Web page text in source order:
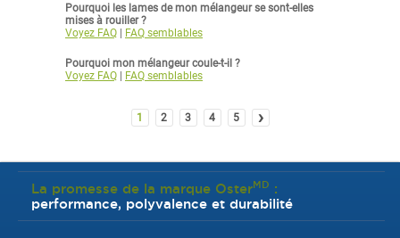
Pourquoi les lames de mon mélangeur se sont-elles
mises à rouiller ?
Voyez FAQ
FAQ semblables
Pourquoi mon mélangeur coule-t-il ?
Voyez FAQ
FAQ semblables
1 2 3 4 5 ›
La promesse de la marque OsterMD :
performance, polyvalence et durabilité